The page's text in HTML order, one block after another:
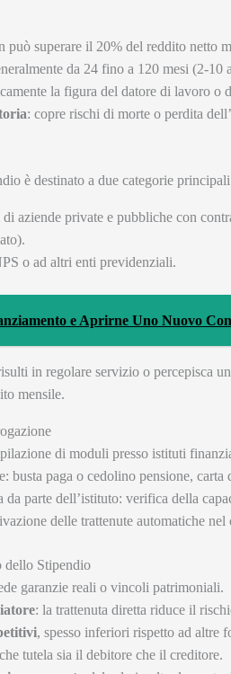
può superare il 20% del reddito netto
da 24 fino a 120 mesi (2-10
la figura del datore di lavoro o
: copre rischi di morte o perdita
è destinato a due categorie
di aziende private e pubbliche con
o ad altri enti previdenziali.
e Aprirne Uno Nuovo
in regolare servizio o percepisca
mensile.
di moduli presso istituti
busta paga o cedolino pensione, carta
da parte dell’istituto: verifica della
delle trattenute automatiche nel
dello Stipendio
garanzie reali o vincoli patrimoniali.
: la trattenuta diretta riduce il
, spesso inferiori rispetto ad altre
che tutela sia il debitore che il creditore.